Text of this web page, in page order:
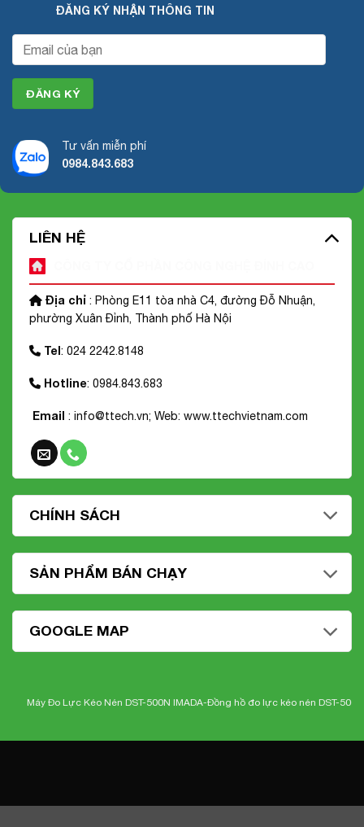
ĐĂNG KÝ NHẬN THÔNG TIN
Tư vấn miễn phí
0984.843.683
LIÊN HỆ
Địa chỉ : Phòng E11 tòa nhà C4, đường Đỗ Nhuận,
phường Xuân Đỉnh, Thành phố Hà Nội
Tel: 024 2242.8148
Hotline: 0984.843.683
Email : info@ttech.vn; Web: www.ttechvietnam.com
CHÍNH SÁCH
SẢN PHẨM BÁN CHẠY
GOOGLE MAP
Máy Đo Lực Kéo Nén DST-500N IMADA-Đồng hồ đo lực kéo nén DST-500N